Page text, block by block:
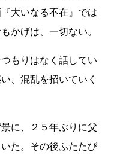
大いなる不在』では
かげは、一切ない。
もりはなく話してい
、混乱を招いていく
に、２５年ぶりに父
た。その後ふたたび